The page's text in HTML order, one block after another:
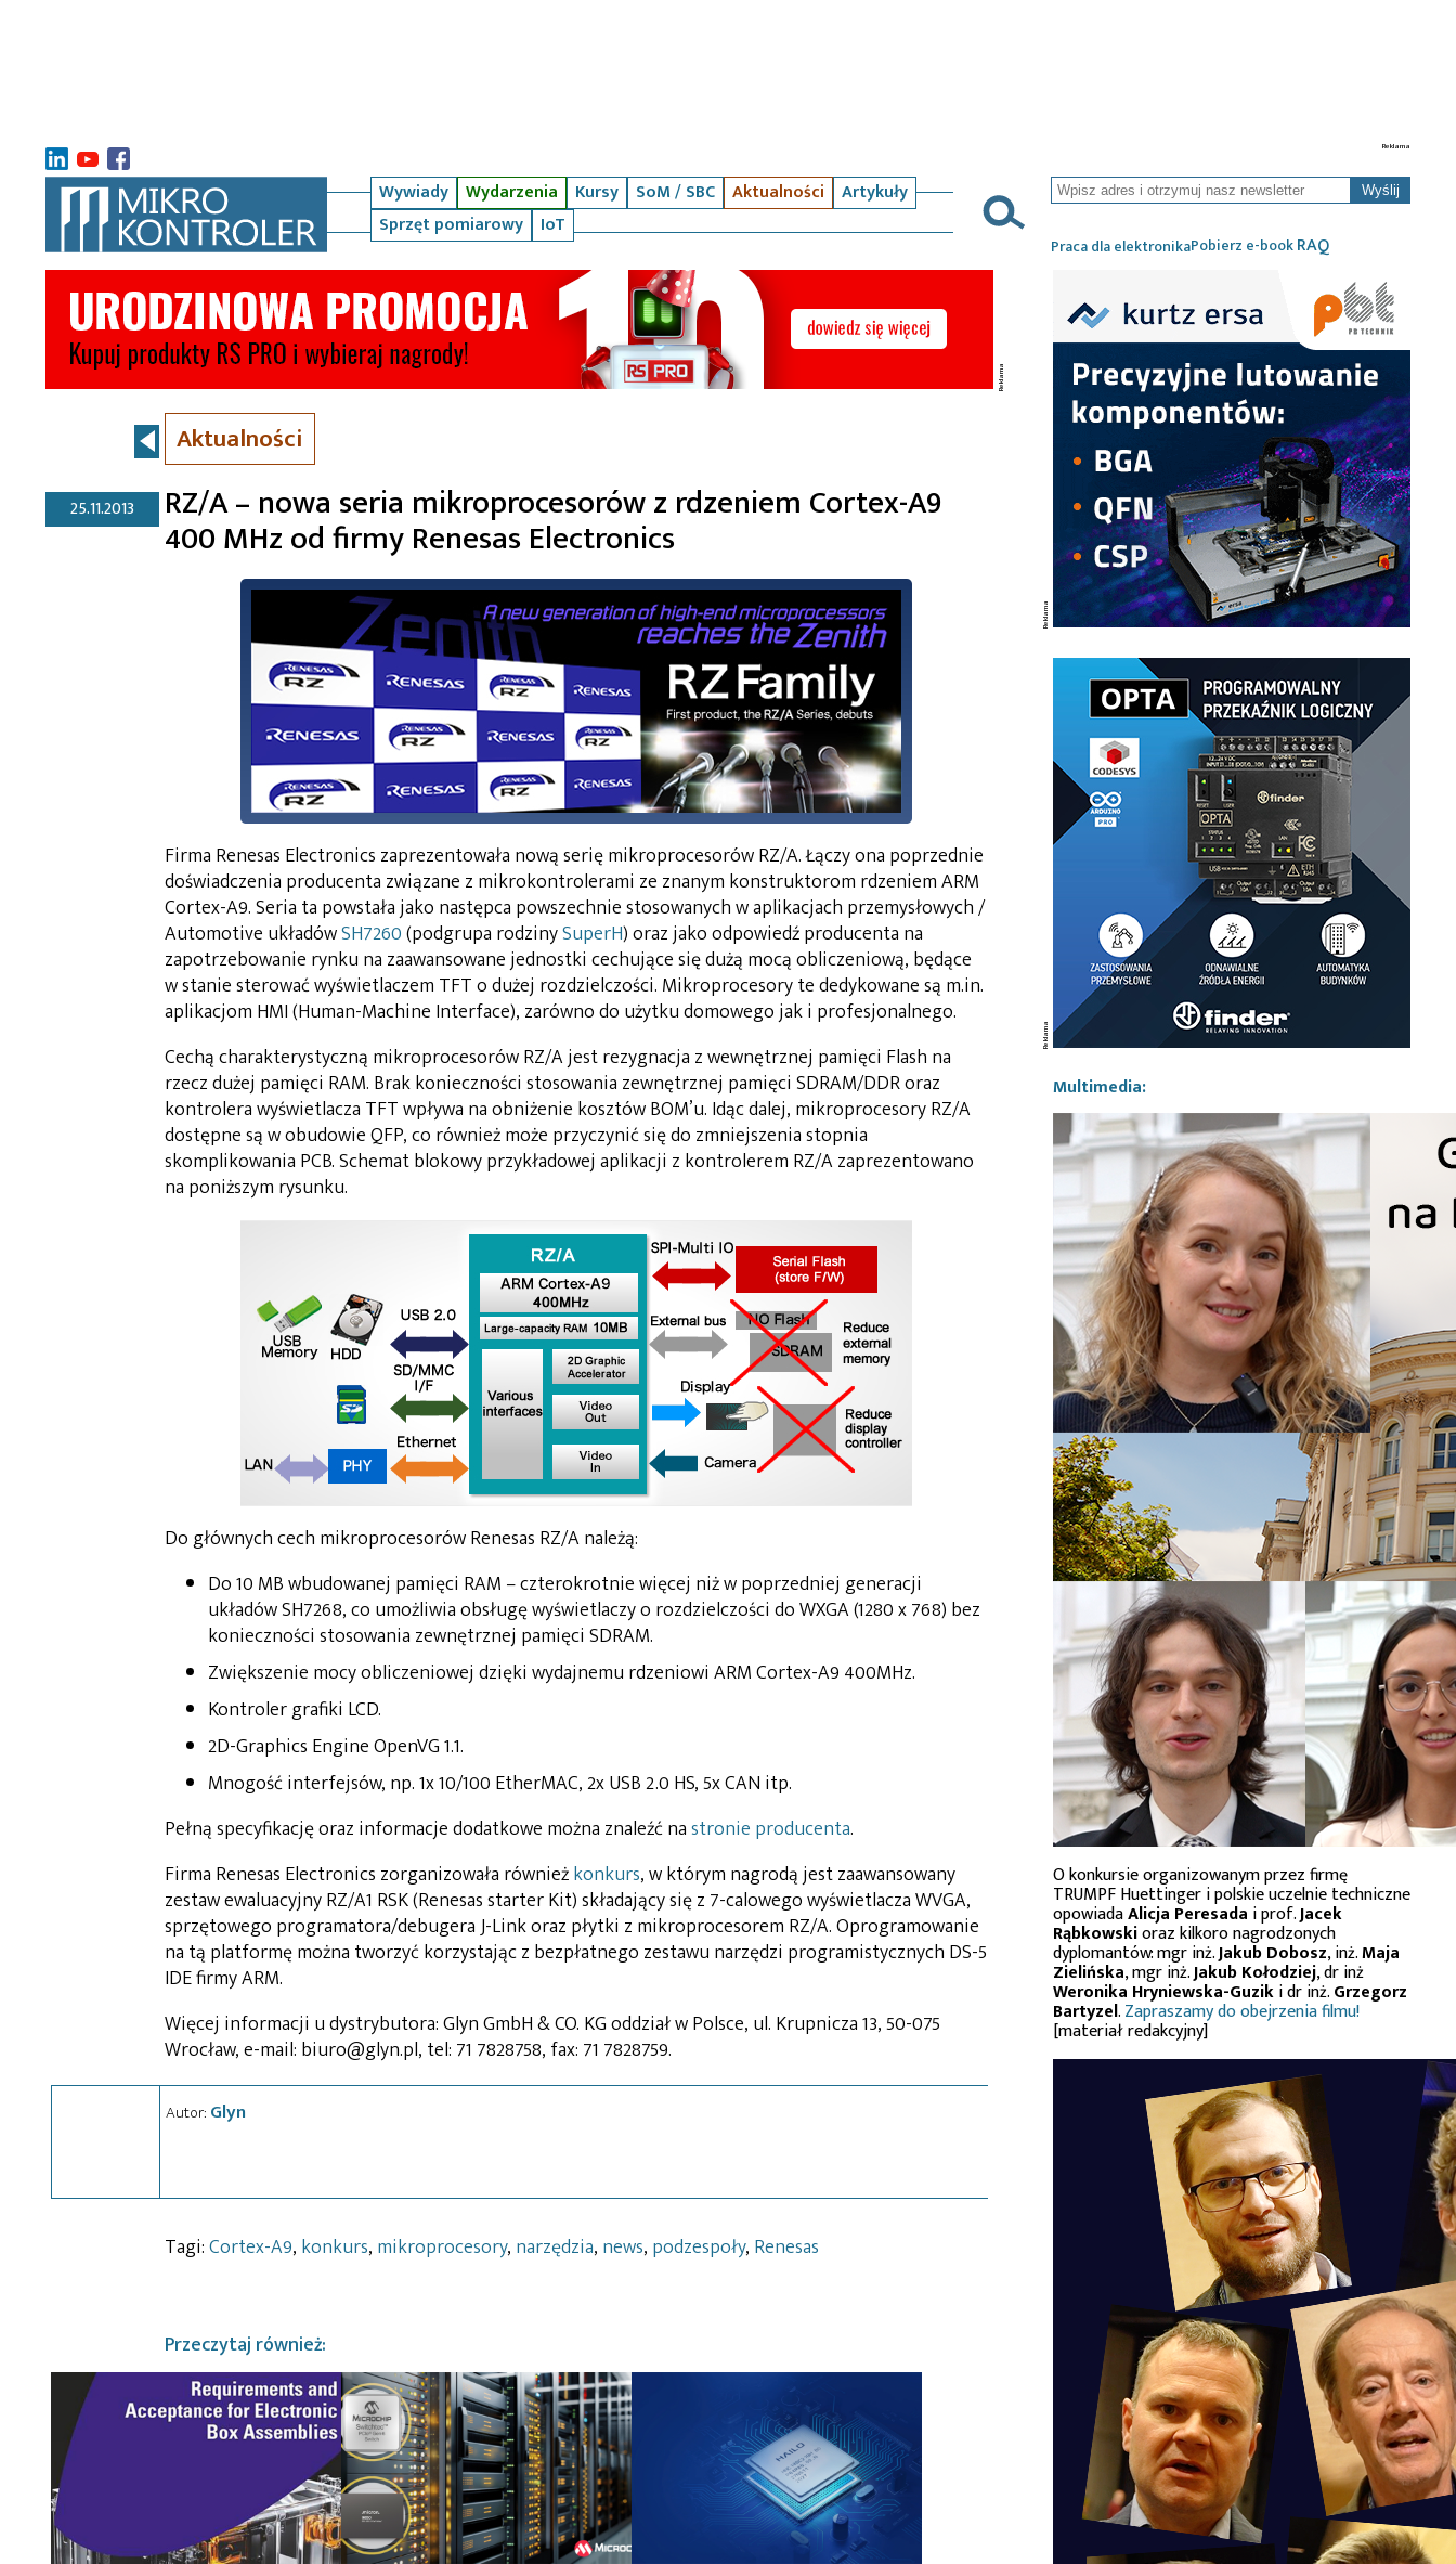
Wywiady Wydarzenia Kursy SoM / SBC Aktualności
Artykuły
Sprzęt pomiarowy
IoT
Wyślij
Praca dla elektronikaPobierz e-bookRAQ
Aktualności
25.11.2013 RZ/A – nowa seria mikroprocesorów z rdzeniem Cortex-A9
400 MHz od firmy Renesas Electronics
Firma Renesas Electronics zaprezentowała nową serię mikroprocesorów RZ/A. Łączy ona poprzednie
doświadczenia producenta związane z mikrokontrolerami ze znanym konstruktorom rdzeniem ARM
Cortex-A9. Seria ta powstała jako następca powszechnie stosowanych w aplikacjach przemysłowych /
Automotive układówSH7260(podgrupa rodzinySuperH) oraz jako odpowiedź producenta na
zapotrzebowanie rynku na zaawansowane jednostki cechujące się dużą mocą obliczeniową, będące
w stanie sterować wyświetlaczem TFT o dużej rozdzielczości. Mikroprocesory te dedykowane są m.in.
aplikacjom HMI (Human-Machine Interface), zarówno do użytku domowego jak i profesjonalnego.
Cechą charakterystyczną mikroprocesorów RZ/A jest rezygnacja z wewnętrznej pamięci Flash na
rzecz dużej pamięci RAM. Brak konieczności stosowania zewnętrznej pamięci SDRAM/DDR oraz
kontrolera wyświetlacza TFT wpływa na obniżenie kosztów BOM’u. Idąc dalej, mikroprocesory RZ/A
dostępne są w obudowie QFP, co również może przyczynić się do zmniejszenia stopnia
skomplikowania PCB. Schemat blokowy przykładowej aplikacji z kontrolerem RZ/A zaprezentowano
na poniższym rysunku.
Do głównych cech mikroprocesorów Renesas RZ/A należą:
Do 10 MB wbudowanej pamięci RAM – czterokrotnie więcej niż w poprzedniej generacji
układów SH7268, co umożliwia obsługę wyświetlaczy o rozdzielczości do WXGA (1280 x 768) bez
konieczności stosowania zewnętrznej pamięci SDRAM.
Zwiększenie mocy obliczeniowej dzięki wydajnemu rdzeniowi ARM Cortex-A9 400MHz.
Kontroler grafiki LCD.
2D-Graphics Engine OpenVG 1.1.
Mnogość interfejsów, np. 1x 10/100 EtherMAC, 2x USB 2.0 HS, 5x CAN itp.
Pełną specyfikację oraz informacje dodatkowe można znaleźć nastronie producenta.
Firma Renesas Electronics zorganizowała równieżkonkurs, w którym nagrodą jest zaawansowany
zestaw ewaluacyjny RZ/A1 RSK (Renesas starter Kit) składający się z 7-calowego wyświetlacza WVGA,
sprzętowego programatora/debugera J-Link oraz płytki z mikroprocesorem RZ/A. Oprogramowanie
na tą platformę można tworzyć korzystając z bezpłatnego zestawu narzędzi programistycznych DS-5
IDE firmy ARM.
Więcej informacji u dystrybutora: Glyn GmbH & CO. KG oddział w Polsce, ul. Krupnicza 13, 50-075
Wrocław, e-mail: biuro@glyn.pl, tel: 71 7828758, fax: 71 7828759.
Autor: Glyn
Tagi:Cortex-A9, konkurs, mikroprocesory, narzędzia, news, podzespoły, Renesas
Przeczytaj również:
Multimedia:
O konkursie organizowanym przez firmę
TRUMPF Huettinger i polskie uczelnie techniczne
opowiadaAlicja Peresada i prof.Jacek
Rąbkowskioraz kilkoro nagrodzonych
dyplomantów: mgr inż.Jakub Dobosz, inż.Maja
Zielińska, mgr inż.Jakub Kołodziej, dr inż
Weronika Hryniewska-Guziki dr inż.Grzegorz
Bartyzel.Zapraszamy do obejrzenia filmu!
[materiał redakcyjny]